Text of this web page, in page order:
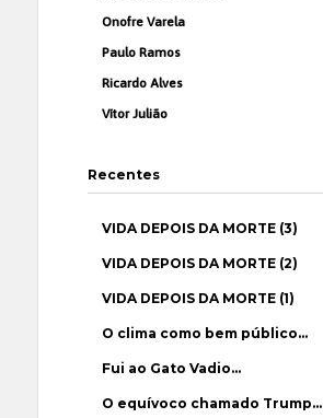
Onofre Varela
Paulo Ramos
Ricardo Alves
Vítor Julião
Recentes
VIDA DEPOIS DA MORTE (3)
VIDA DEPOIS DA MORTE (2)
VIDA DEPOIS DA MORTE (1)
O clima como bem público…
Fui ao Gato Vadio…
O equívoco chamado Trump…